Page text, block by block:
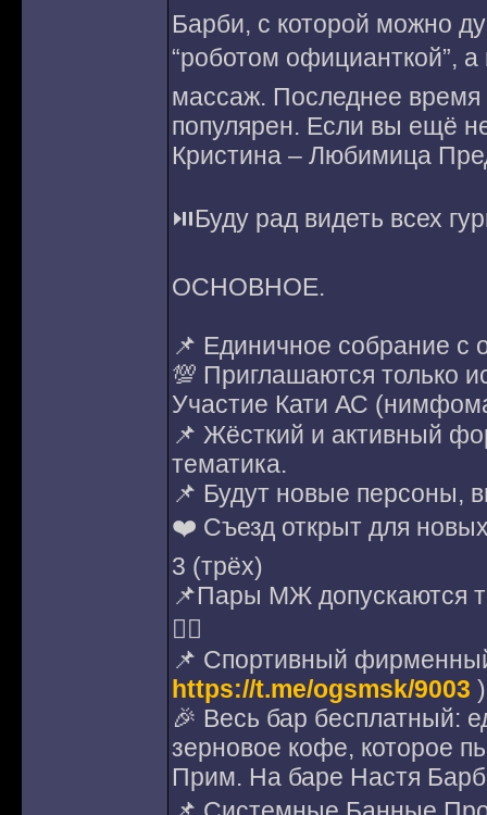
Барби, с которой можно
“роботом официанткой”,
массаж. Последнее
популярен. Если вы ещё
Кристина – Любимица
⏯️Буду рад видеть всех
ОСНОВНОЕ.
📌 Единичное собрание с
💯 Приглашаются только
Участие Кати АС
📌 Жёсткий и активный
тематика.
📌 Будут новые персоны,
❤️ Съезд открыт для
3 (трёх)
📌Пары МЖ допускаются
☝🏻
📌 Спортивный
https://t.me/ogsmsk/9003
🎉 Весь бар бесплатный:
зерновое кофе, которое
Прим. На баре Настя